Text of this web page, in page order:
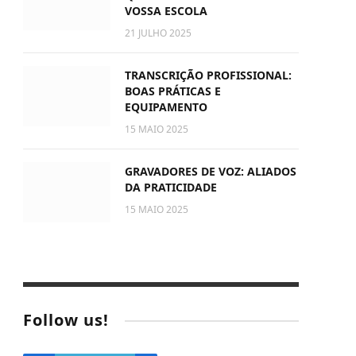
VOSSA ESCOLA
21 JULHO 2025
TRANSCRIÇÃO PROFISSIONAL:
BOAS PRÁTICAS E
EQUIPAMENTO
15 MAIO 2025
GRAVADORES DE VOZ: ALIADOS
DA PRATICIDADE
15 MAIO 2025
Follow us!